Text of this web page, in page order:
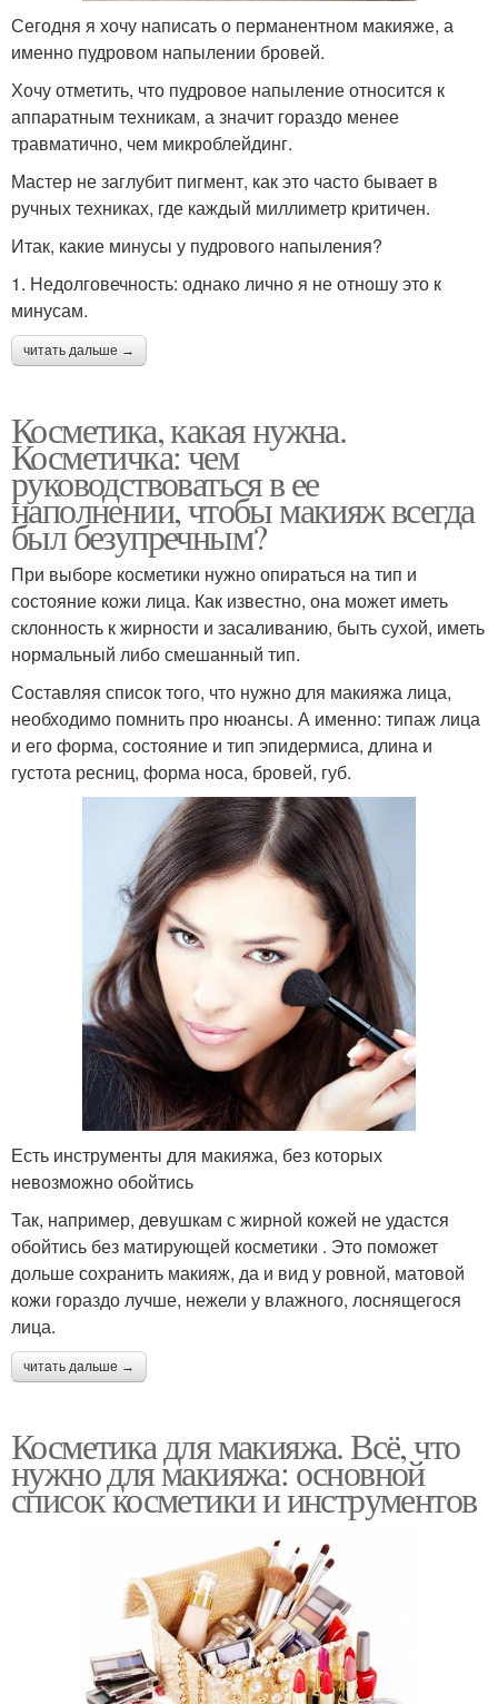
Сегодня я хочу написать о перманентном макияже, а
именно пудровом напылении бровей.
Хочу отметить, что пудровое напыление относится к
аппаратным техникам, а значит гораздо менее
травматично, чем микроблейдинг.
Мастер не заглубит пигмент, как это часто бывает в
ручных техниках, где каждый миллиметр критичен.
Итак, какие минусы у пудрового напыления?
1. Недолговечность: однако лично я не отношу это к
минусам.
читать дальше →
Косметика, какая нужна.
Косметичка: чем
руководствоваться в ее
наполнении, чтобы макияж всегда
был безупречным?
При выборе косметики нужно опираться на тип и
состояние кожи лица. Как известно, она может иметь
склонность к жирности и засаливанию, быть сухой, иметь
нормальный либо смешанный тип.
Составляя список того, что нужно для макияжа лица,
необходимо помнить про нюансы. А именно: типаж лица
и его форма, состояние и тип эпидермиса, длина и
густота ресниц, форма носа, бровей, губ.
Есть инструменты для макияжа, без которых
невозможно обойтись
Так, например, девушкам с жирной кожей не удастся
обойтись без матирующей косметики . Это поможет
дольше сохранить макияж, да и вид у ровной, матовой
кожи гораздо лучше, нежели у влажного, лоснящегося
лица.
читать дальше →
Косметика для макияжа. Всё, что
нужно для макияжа: основной
список косметики и инструментов